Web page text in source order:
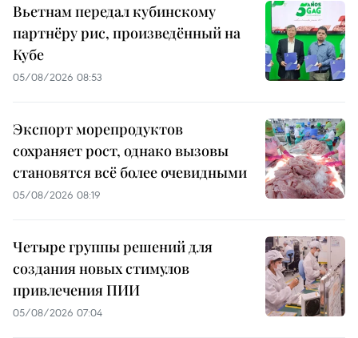
Вьетнам передал кубинскому
партнёру рис, произведённый на
Кубе
05/08/2026 08:53
Экспорт морепродуктов
сохраняет рост, однако вызовы
становятся всё более очевидными
05/08/2026 08:19
Четыре группы решений для
создания новых стимулов
привлечения ПИИ
05/08/2026 07:04